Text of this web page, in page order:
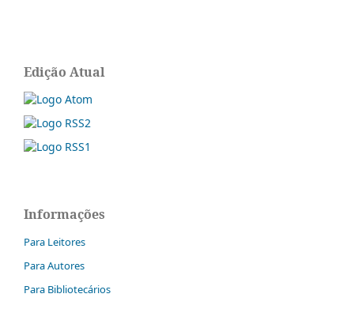
Edição Atual
Informações
Para Leitores
Para Autores
Para Bibliotecários